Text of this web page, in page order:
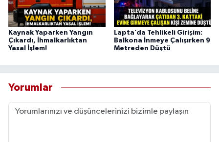
Kaynak Yaparken Yangın
Çıkardı, İhmalkarlıktan
Yasal İşlem!
Lapta’da Tehlikeli Girişim:
Balkona İnmeye Çalışırken 9
Metreden Düştü
Yorumlar